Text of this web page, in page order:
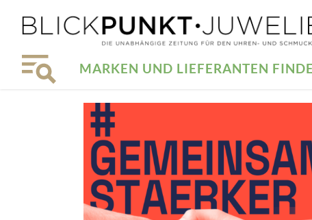
MARKEN UND LIEFERANTEN